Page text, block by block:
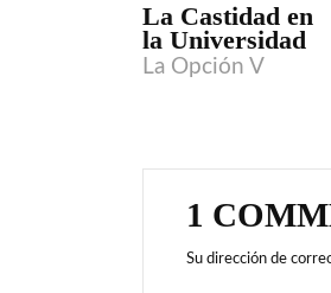
La Castidad en
la Universidad
La Opción V
1
Su dirección de